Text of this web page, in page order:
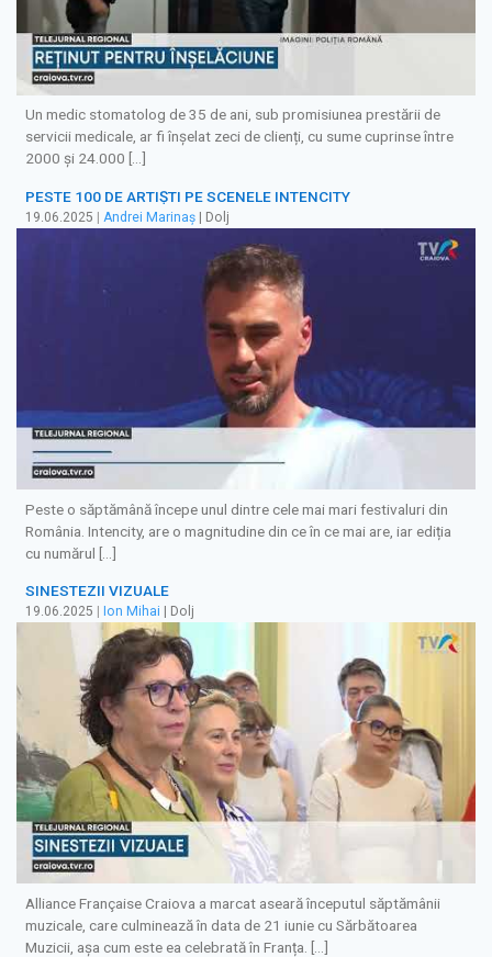
Un medic stomatolog de 35 de ani, sub promisiunea prestării de
servicii medicale, ar fi înșelat zeci de clienți, cu sume cuprinse între
2000 și 24.000 […]
PESTE 100 DE ARTIȘTI PE SCENELE INTENCITY
19.06.2025 | Andrei Marinaș | Dolj
Peste o săptămână începe unul dintre cele mai mari festivaluri din
România. Intencity, are o magnitudine din ce în ce mai are, iar ediția
cu numărul […]
SINESTEZII VIZUALE
19.06.2025 Ion Mihai | Dolj
Alliance Française Craiova a marcat aseară începutul săptămânii
muzicale, care culminează în data de 21 iunie cu Sărbătoarea
Muzicii, așa cum este ea celebrată în Franța. […]